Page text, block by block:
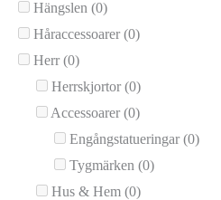
Hängslen (0)
Håraccessoarer (0)
Herr (0)
Herrskjortor (0)
Accessoarer (0)
Engångstatueringar (0)
Tygmärken (0)
Hus & Hem (0)